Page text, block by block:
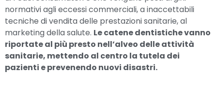
normativi agli eccessi commerciali, a inaccettabili
tecniche di vendita delle prestazioni sanitarie, al
marketing della salute. Le catene dentistiche vanno
riportate al più presto nell’alveo delle attività
sanitarie, mettendo al centro la tutela dei
pazienti e prevenendo nuovi disastri.